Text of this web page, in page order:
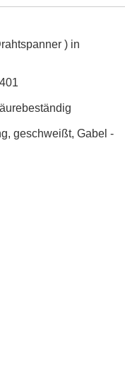
) in
geschweißt, Gabel -